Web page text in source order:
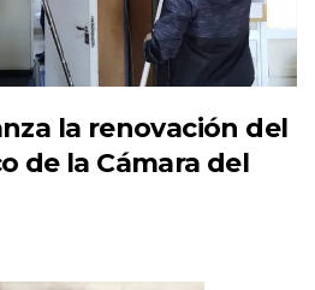
la renovación del
de la Cámara del